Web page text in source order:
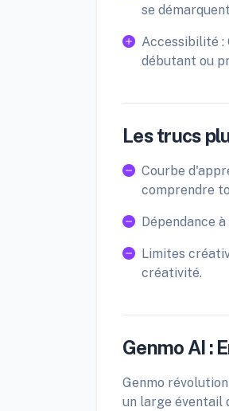
se
Accessibilité :
débutant ou
Les trucs
Courbe
comprendre
Dépendance
Limites
créativité.
Genmo AI :
Genmo
un large éventail